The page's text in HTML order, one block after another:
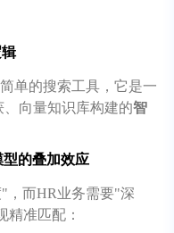
单的搜索工具，它是一
向量知识库构建的智
的叠加效应
，而HR业务需要"深
精准匹配：